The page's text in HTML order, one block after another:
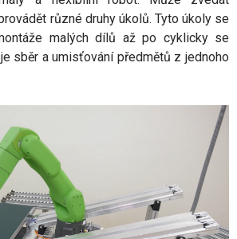
různé druhy úkolů. Tyto úkoly se
malých dílů až po cyklicky se
sběr a umisťování předmětů z jednoho